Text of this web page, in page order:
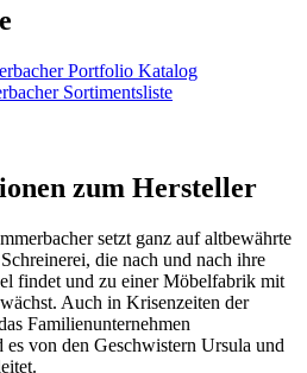
zum Hersteller
setzt ganz auf altbewährte
die nach und nach ihre
findet und zu einer Möbelfabrik mit
Auch in Krisenzeiten der
Familienunternehmen
von den Geschwistern Ursula und